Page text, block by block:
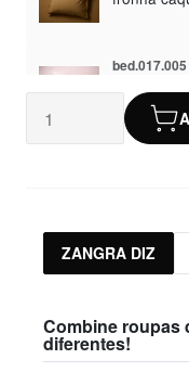
bed.017.005
almofada
ZANGRA DIZ
Combine roupas
diferentes!